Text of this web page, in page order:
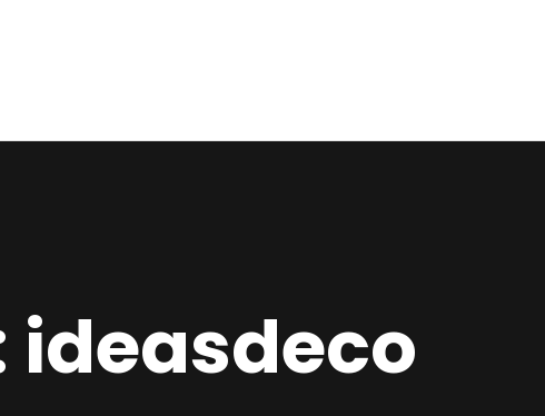
ideasdeco
Proyectos
Presupuesto
Online